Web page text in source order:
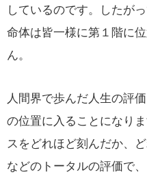
しているのです。したが
命体は皆一様に第１階に
ん。
人間界で歩んだ人生の評
の位置に入ることになり
スをどれほど刻んだか、
などのトータルの評価で